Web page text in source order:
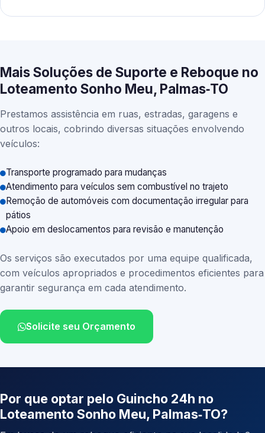
Mais Soluções de Suporte e Reboque no
Loteamento Sonho Meu, Palmas‑TO
Prestamos assistência em ruas, estradas, garagens e
outros locais, cobrindo diversas situações envolvendo
veículos:
Transporte programado para mudanças
Atendimento para veículos sem combustível no trajeto
Remoção de automóveis com documentação irregular para
pátios
Apoio em deslocamentos para revisão e manutenção
Os serviços são executados por uma equipe qualificada,
com veículos apropriados e procedimentos eficientes para
garantir segurança em cada atendimento.
Solicite seu Orçamento
Por que optar pelo Guincho 24h no
Loteamento Sonho Meu, Palmas‑TO?